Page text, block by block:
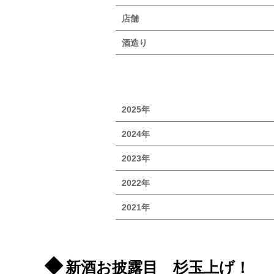
新酒お披露目 杉玉上げ！
店舗
酒造り
2025年
2024年
2023年
2022年
2021年